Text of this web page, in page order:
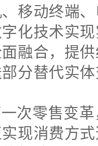
移动终端
化技术实
融合，提
分替代实
次零售变
现消费方